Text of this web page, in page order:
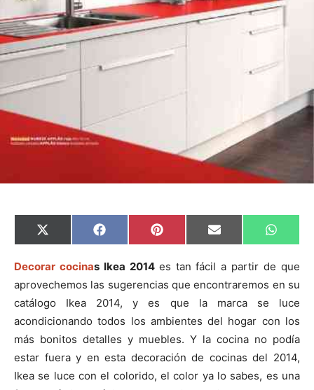
C
o
p
r
i
r
e
n
X
(
w
t
t
e
r
)
C
o
p
t
i
r
e
n
F
a
e
o
o
k
C
o
p
r
r
e
n
P
i
t
r
t
C
o
p
r
i
r
e
n
E
m
i
C
o
p
r
r
e
n
W
h
A
p
p
Decorar cocinas Ikea 2014 es tan fácil a partir de que
aprovechemos las sugerencias que encontraremos en su
catálogo Ikea 2014, y es que la marca se luce
acondicionando todos los ambientes del hogar con los
más bonitos detalles y muebles. Y la cocina no podía
estar fuera y en esta decoración de cocinas del 2014,
Ikea se luce con el colorido, el color ya lo sabes, es una